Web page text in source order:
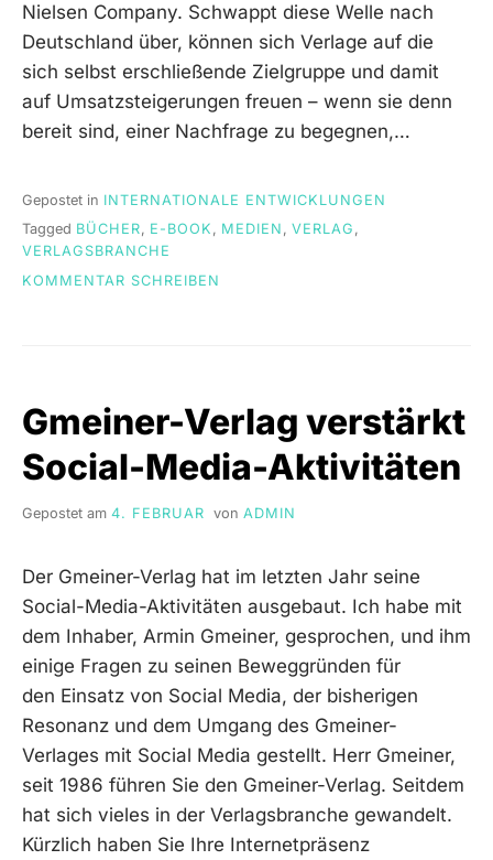
Nielsen Company. Schwappt diese Welle nach
Deutschland über, können sich Verlage auf die
sich selbst erschließende Zielgruppe und damit
auf Umsatzsteigerungen freuen – wenn sie denn
bereit sind, einer Nachfrage zu begegnen,…
Gepostet in INTERNATIONALE ENTWICKLUNGEN
Tagged BÜCHER, E-BOOK , MEDIEN , VERLAG ,
VERLAGSBRANCHE
KOMMENTAR SCHREIBEN
Gmeiner-Verlag verstärkt
Social-Media-Aktivitäten
Gepostet am 4. FEBRUAR von ADMIN
Der Gmeiner-Verlag hat im letzten Jahr seine
Social-Media-Aktivitäten ausgebaut. Ich habe mit
dem Inhaber, Armin Gmeiner, gesprochen, und ihm
einige Fragen zu seinen Beweggründen für
den Einsatz von Social Media, der bisherigen
Resonanz und dem Umgang des Gmeiner-
Verlages mit Social Media gestellt. Herr Gmeiner,
seit 1986 führen Sie den Gmeiner-Verlag. Seitdem
hat sich vieles in der Verlagsbranche gewandelt.
Kürzlich haben Sie Ihre Internetpräsenz